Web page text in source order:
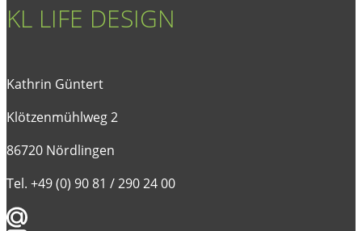
KL LIFE DESIGN
Kathrin Güntert
Klötzenmühlweg 2
86720 Nördlingen
Tel. +49 (0) 90 81 / 290 24 00